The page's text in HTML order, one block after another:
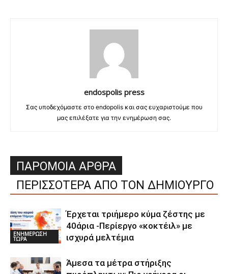
endospolis press
Σας υποδεχόμαστε στο endopolis και σας ευχαριστούμε που
μας επιλέξατε για την ενημέρωση σας.
ΠΑΡΟΜΟΙΑ ΑΡΘΡΑ
ΠΕΡΙΣΣΟΤΕΡΑ ΑΠΟ ΤΟΝ ΔΗΜΙΟΥΡΓΟ
ΕΝΗΜΕΡΩΣΗ
ΤΩΡΑ
Έρχεται τριήμερο κύμα ζέστης με
40άρια -Περίεργο «κοκτέιλ» με
ισχυρά μελτέμια
Άμεσα τα μέτρα στήριξης